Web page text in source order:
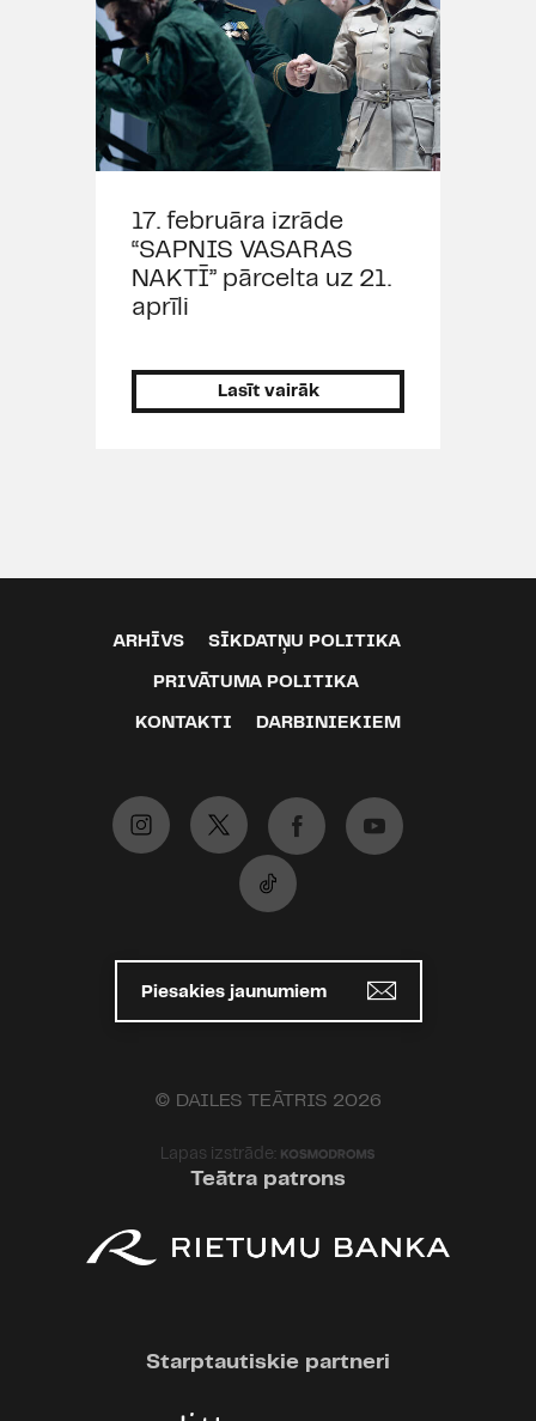
17. februāra izrāde
“SAPNIS VASARAS
NAKTĪ” pārcelta uz 21.
aprīli
Lasīt vairāk
ARHĪVS SĪKDATŅU POLITIKA
PRIVĀTUMA POLITIKA
KONTAKTI DARBINIEKIEM
Piesakies jaunumiem
© DAILES TEĀTRIS 2026
Lapas izstrāde:
Teātra patrons
Starptautiskie partneri